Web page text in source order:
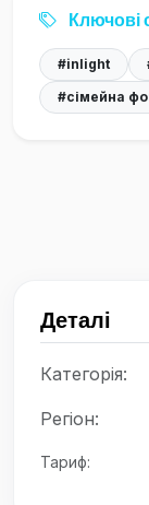
Ключові
#inlight
#сімейна
Деталі
Категорія:
Регіон:
Тариф: